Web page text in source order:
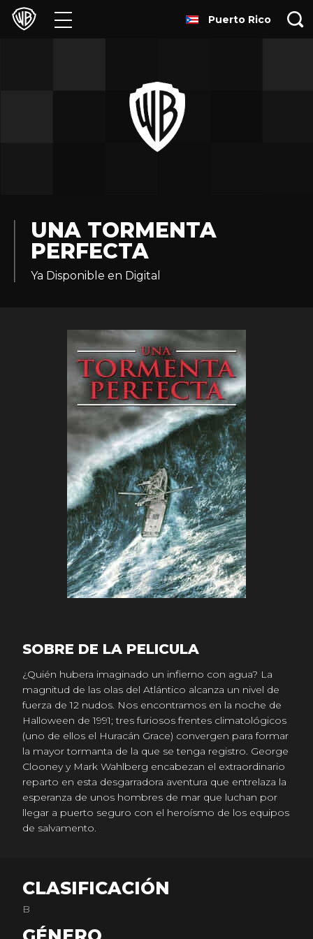
Películas
Juegos y Aplicaciones
Experiencias
Puerto Rico
UNA TORMENTA
PERFECTA
Ya Disponible en Digital
SOBRE DE LA PELICULA
¿Quién hubera imaginado un infierno con agua? La
magnitud de las olas del Atlántico alcanza un nivel de
fuerza de 12 nudos. Nos encontramos en la noche de
Halloween de 1991; tres furiosos frentes climatológicos
(uno de ellos el Huracán Grace) convergen para formar
la mayor tormanta de la que se tenga registro. George
Clooney y Mark Wahlberg encabezan el extraordinario
reparto en esta desgarradora aventura que entrelaza la
esperanza de unos hombres de mar que luchan por
llegar a puerto seguro con el heroísmo de los equipos
de salvamento.
CLASIFICACIÓN
B